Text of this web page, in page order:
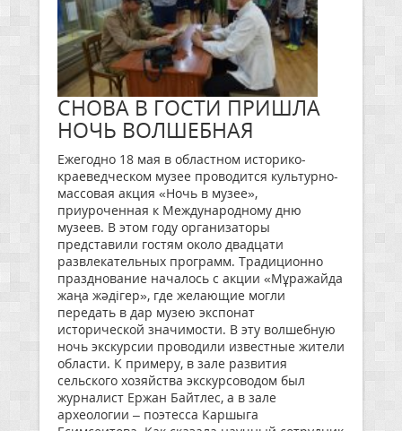
СНОВА В ГОСТИ ПРИШЛА
НОЧЬ ВОЛШЕБНАЯ
Ежегодно 18 мая в областном историко-
краеведческом музее проводится культурно-
массовая акция «Ночь в музее»,
приуроченная к Международному дню
музеев. В этом году организаторы
представили гостям около двадцати
развлекательных программ. Традиционно
празднование началось с акции «Мұражайда
жаңа жәдігер», где желающие могли
передать в дар музею экспонат
исторической значимости. В эту волшебную
ночь экскурсии проводили известные жители
области. К примеру, в зале развития
сельского хозяйства экскурсоводом был
журналист Ержан Байтлес, а в зале
археологии – поэтесса Каршыга